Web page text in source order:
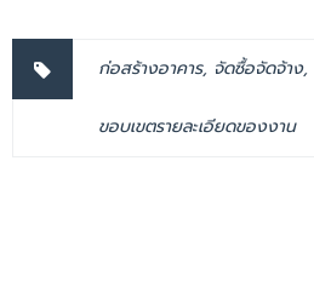
ก่อสร้างอาคาร, จัดซื้อจัดจ้าง,
ขอบเขตรายละเอียดของงาน